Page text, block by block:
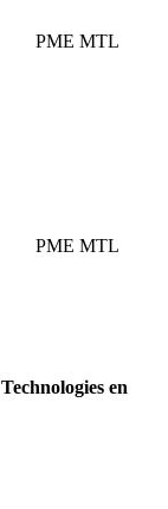
PME MTL
PME MTL
en